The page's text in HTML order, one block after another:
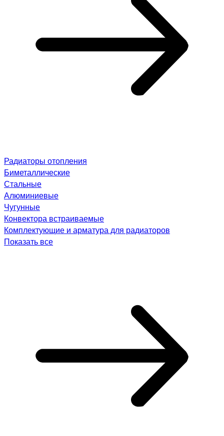
Радиаторы отопления
Биметаллические
Стальные
Алюминиевые
Чугунные
Конвектора встраиваемые
Комплектующие и арматура для радиаторов
Показать все